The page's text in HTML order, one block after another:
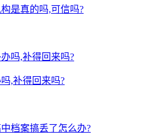
是真的吗,可信吗?
,补得回来吗?